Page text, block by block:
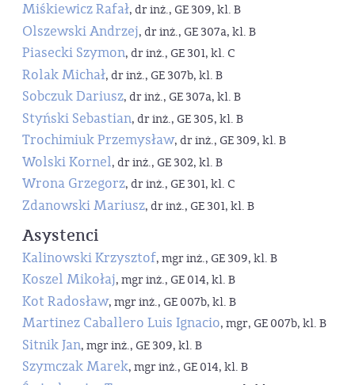
Miśkiewicz Rafał, dr inż., GE 309, kl. B
Olszewski Andrzej, dr inż., GE 307a, kl. B
Piasecki Szymon, dr inż., GE 301, kl. C
Rolak Michał, dr inż., GE 307b, kl. B
Sobczuk Dariusz, dr inż., GE 307a, kl. B
Styński Sebastian, dr inż., GE 305, kl. B
Trochimiuk Przemysław, dr inż., GE 309, kl. B
Wolski Kornel, dr inż., GE 302, kl. B
Wrona Grzegorz, dr inż., GE 301, kl. C
Zdanowski Mariusz, dr inż., GE 301, kl. B
Asystenci
Kalinowski Krzysztof, mgr inż., GE 309, kl. B
Koszel Mikołaj, mgr inż., GE 014, kl. B
Kot Radosław, mgr inż., GE 007b, kl. B
Martinez Caballero Luis Ignacio, mgr, GE 007b, kl. B
Sitnik Jan, mgr inż., GE 309, kl. B
Szymczak Marek, mgr inż., GE 014, kl. B